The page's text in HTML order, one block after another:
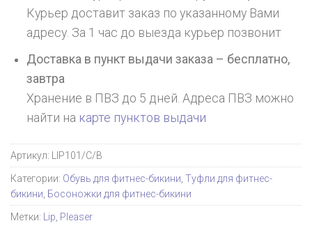
Курьер доставит заказ по указанному Вами
адресу. За 1 час до выезда курьер позвонит
Доставка в пункт выдачи заказа – бесплатно,
завтра
Хранение в ПВЗ до 5 дней. Адреса ПВЗ можно
найти на карте пунктов выдачи
Артикул: LIP101/C/B
Категории: Обувь для фитнес-бикини, Туфли для фитнес-
бикини, Босоножки для фитнес-бикини
Метки: Lip, Pleaser